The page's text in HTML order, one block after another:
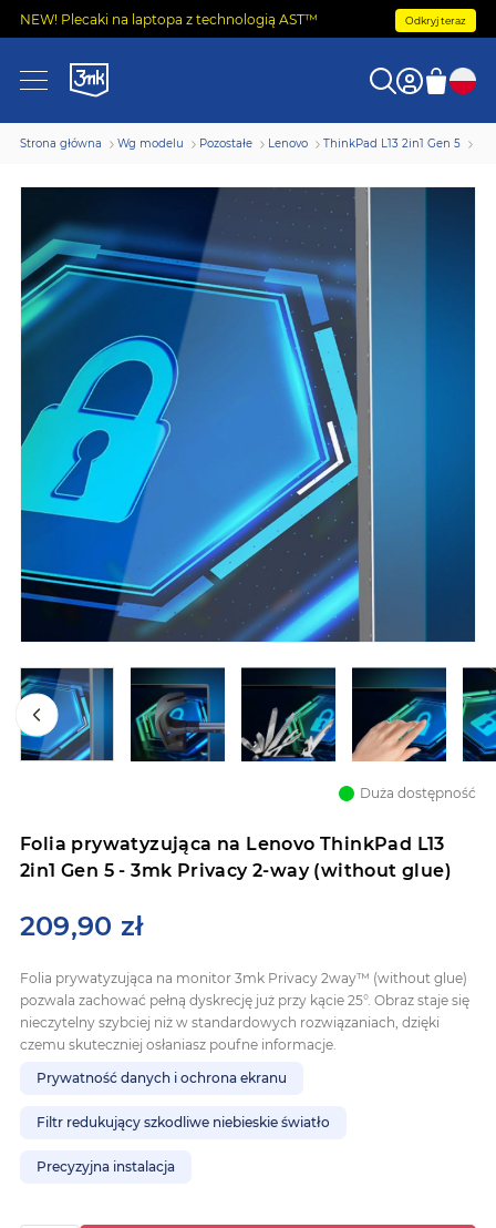
NEW! Plecaki na laptopa z technologią AST™ Odkryj teraz
Strona główna Wg modelu Pozostałe Lenovo ThinkPad L13 2in1 Gen 5
koniec
galerii
Przejdź
Duża dostępność
Folia prywatyzująca na Lenovo ThinkPad L13
2in1 Gen 5 - 3mk Privacy 2-way (without glue)
209,90 zł
Folia prywatyzująca na monitor 3mk Privacy 2way™ (without glue)
pozwala zachować pełną dyskrecję już przy kącie 25°. Obraz staje się
nieczytelny szybciej niż w standardowych rozwiązaniach, dzięki
czemu skuteczniej osłaniasz poufne informacje.
Prywatność danych i ochrona ekranu
Filtr redukujący szkodliwe niebieskie światło
Precyzyjna instalacja